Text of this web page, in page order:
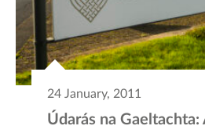
24 January, 2011
Údarás na